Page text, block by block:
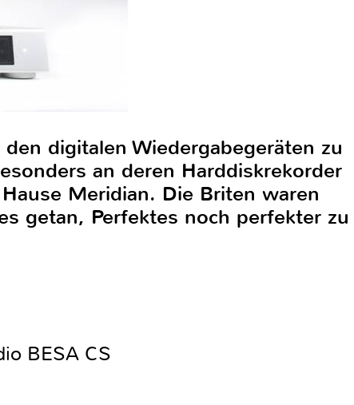
digitalen Wiedergabegeräten zu
an deren Harddiskrekorder
Meridian. Die Briten waren
getan, Perfektes noch perfekter zu
BESA CS